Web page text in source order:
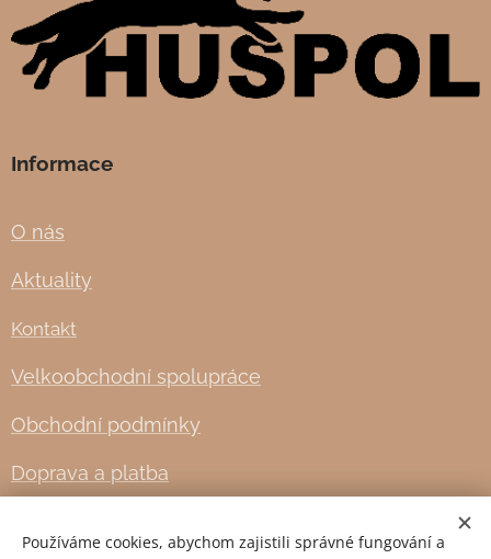
Informace
O nás
Aktuality
Kontakt
Velkoobchodní spolupráce
Obchodní podmínky
Doprava a platba
Cookies
Používáme cookies, abychom zajistili správné fungování a